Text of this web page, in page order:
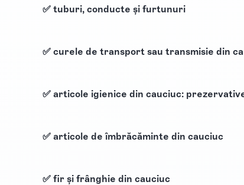
✅ tuburi, conducte și furtunuri
✅ curele de transport sau transmisie din
✅ articole igienice din cauciuc:
✅ articole de îmbrăcăminte din cauciuc
✅ fir și frânghie din cauciuc